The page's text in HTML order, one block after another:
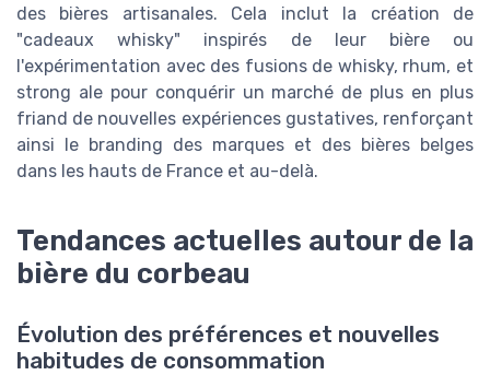
des bières artisanales. Cela inclut la création de
"cadeaux whisky" inspirés de leur bière ou
l'expérimentation avec des fusions de whisky, rhum, et
strong ale pour conquérir un marché de plus en plus
friand de nouvelles expériences gustatives, renforçant
ainsi le branding des marques et des bières belges
dans les hauts de France et au-delà.
Tendances actuelles autour de la
bière du corbeau
Évolution des préférences et nouvelles
habitudes de consommation